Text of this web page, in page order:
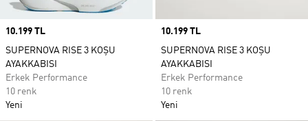
Price
10.199 TL
SUPERNOVA RISE 3 KOŞU
AYAKKABISI
Erkek Performance
10 renk
Yeni
Price
10.199 TL
SUPERNOVA RISE 3 KOŞU
AYAKKABISI
Erkek Performance
10 renk
Yeni